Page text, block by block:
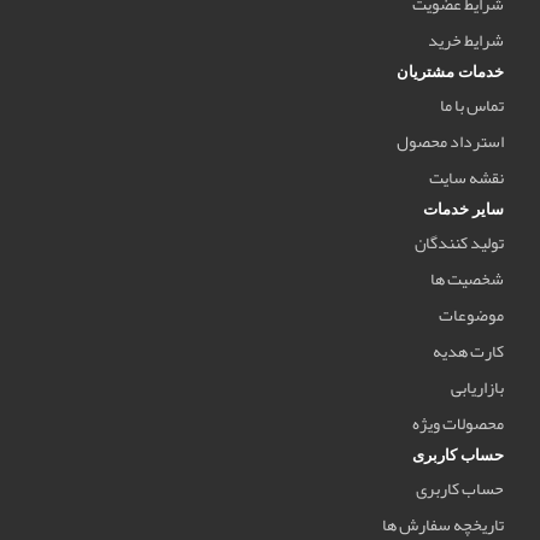
شرایط خرید
خدمات مشتریان
تماس با ما
استرداد محصول
نقشه سایت
سایر خدمات
تولید کنندگان
شخصیت ها
موضوعات
کارت هدیه
بازاریابی
محصولات ویژه
حساب کاربری
حساب کاربری
تاریخچه سفارش ها